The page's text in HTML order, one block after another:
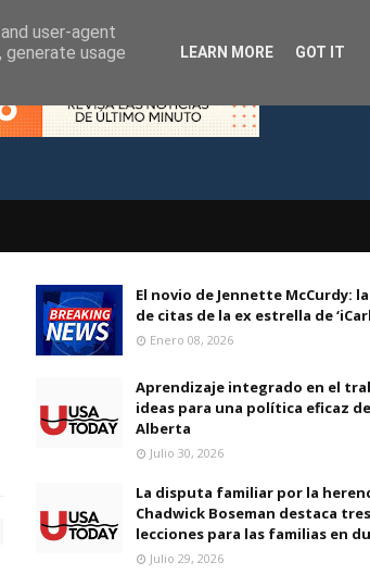
El novio de Jennette McCurdy:
de citas de la ex estrella de
Enero 08, 2026
Aprendizaje integrado en el
ideas para una política eficaz
Alberta
Julio 30, 2026
La disputa familiar por la
Chadwick Boseman destaca tres
lecciones para las familias en
Julio 29, 2026
user-agent
usage
LEARN MORE GOT IT